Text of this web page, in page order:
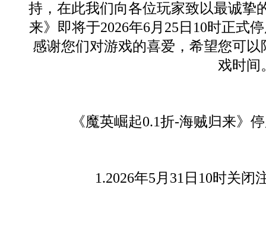
持，在此我们向各位玩家致以最诚挚
来》即将于2026年6月25日10时正式
感谢您们对游戏的喜爱，希望您可
戏时间
《魔英崛起0.1折-海贼归来》
1.2026年5月31日10时关闭